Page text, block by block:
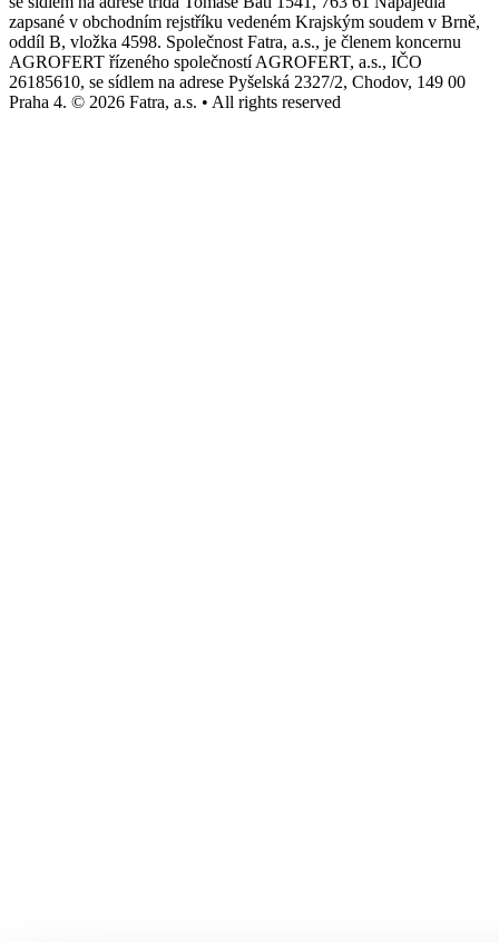
zapsané v obchodním rejstříku vedeném Krajským soudem v Brně,
oddíl B, vložka 4598. Společnost Fatra, a.s., je členem koncernu
AGROFERT řízeného společností AGROFERT, a.s., IČO
26185610, se sídlem na adrese Pyšelská 2327/2, Chodov, 149 00
Praha 4. © 2026 Fatra, a.s. • All rights reserved